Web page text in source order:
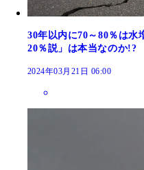
30年以内に70～80％は水
20％説」は本当なのか!?
2024年03月21日 06:00